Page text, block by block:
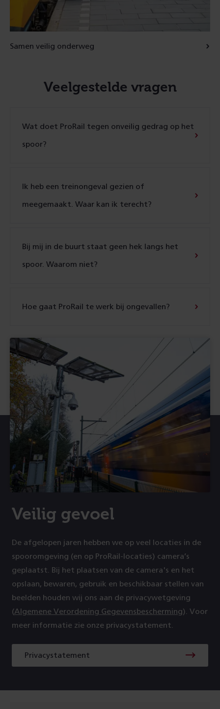
Samen veilig onderweg
Veelgestelde vragen
Wat doet ProRail tegen onveilig gedrag op het
spoor?
Ik heb een treinongeval gezien of
meegemaakt. Waar kan ik terecht?
Bij mij in de buurt staat geen hek langs het
spoor. Waarom niet?
Hoe gaat ProRail te werk bij ongevallen?
Veilig gevoel
De afgelopen jaren hebben we op veel locaties in de
spooromgeving (en op ProRail-locaties) camera’s
geplaatst. Bij het plaatsen van de camera's en het
opslaan, bewaren, gebruik en beschikbaar stellen van
beelden houden wij ons aan de privacywetgeving
(Algemene Verordening Gegevensbescherming). Voor
meer informatie zie onze privacystatement.
Privacystatement